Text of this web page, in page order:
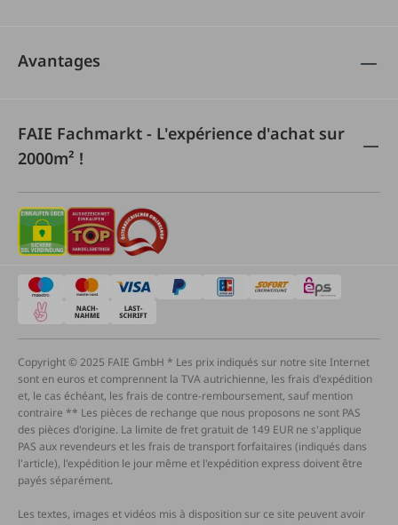
Avantages
FAIE Fachmarkt - L'expérience d'achat sur
2000m² !
Copyright © 2025 FAIE GmbH * Les prix indiqués sur notre site Internet
sont en euros et comprennent la TVA autrichienne, les frais d'expédition
et, le cas échéant, les frais de contre-remboursement, sauf mention
contraire ** Les pièces de rechange que nous proposons ne sont PAS
des pièces d'origine. La limite de fret gratuit de 149 EUR ne s'applique
PAS aux revendeurs et les frais de transport forfaitaires (indiqués dans
l'article), l'expédition le jour même et l'expédition express doivent être
payés séparément.
Les textes, images et vidéos mis à disposition sur ce site peuvent avoir